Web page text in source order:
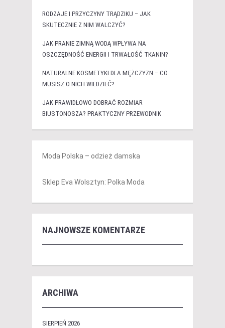
RODZAJE I PRZYCZYNY TRĄDZIKU – JAK
SKUTECZNIE Z NIM WALCZYĆ?
JAK PRANIE ZIMNĄ WODĄ WPŁYWA NA
OSZCZĘDNOŚĆ ENERGII I TRWAŁOŚĆ TKANIN?
NATURALNE KOSMETYKI DLA MĘŻCZYZN – CO
MUSISZ O NICH WIEDZIEĆ?
JAK PRAWIDŁOWO DOBRAĆ ROZMIAR
BIUSTONOSZA? PRAKTYCZNY PRZEWODNIK
Moda Polska – odzież damska
Sklep Eva Wolsztyn: Polka Moda
NAJNOWSZE KOMENTARZE
ARCHIWA
SIERPIEŃ 2026